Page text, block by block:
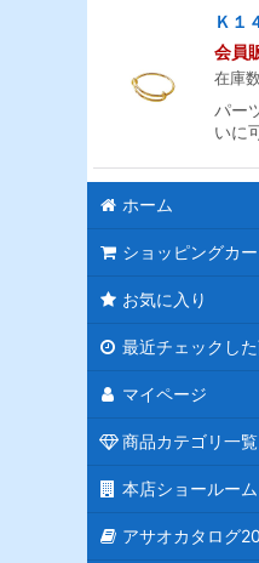
Ｋ１
会員
在庫
パー
いに
ホーム
ショッピングカー
お気に入り
最近チェックし
マイページ
商品カテゴリ一覧
本店ショールーム
アサオカタログ